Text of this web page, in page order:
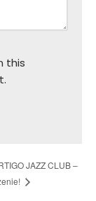
this
JAZZ CLUB –